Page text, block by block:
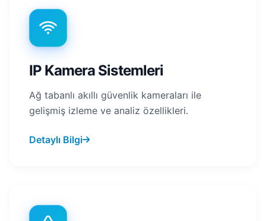
IP Kamera Sistemleri
Ağ tabanlı akıllı güvenlik kameraları ile
gelişmiş izleme ve analiz özellikleri.
Detaylı Bilgi